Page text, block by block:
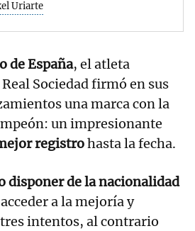
Uriarte
de España, el atleta
Sociedad firmó en sus
una marca con la
un impresionante
registrohasta la fecha.
disponer de la nacionalidad
a la mejoría y
intentos, al contrario